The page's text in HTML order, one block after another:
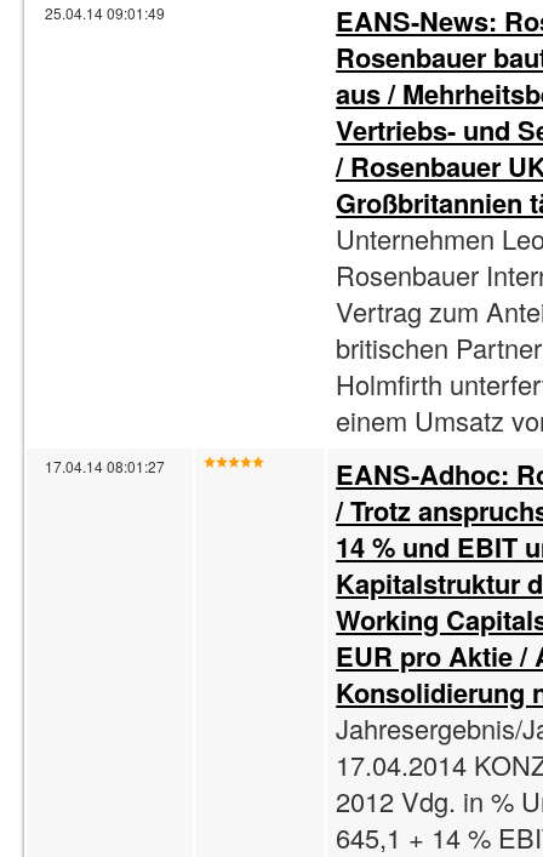
25.04.14 09:01:49
EANS-News:
Rosenbauer
aus /
Vertriebs- und
/ Rosenbauer
Großbritannien
Unternehmen
Rosenbauer
Vertrag zum
britischen
Holmfirth
einem Umsatz
17.04.14 08:01:27
EANS-Adhoc:
/ Trotz
14 % und EBIT
Kapitalstruktur
Working
EUR pro Aktie /
Konsolidierung
Jahresergebnis/
17.04.2014
2012 Vdg. in %
645,1 + 14 %